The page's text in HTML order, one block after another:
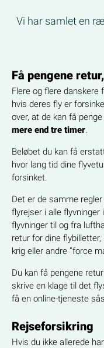
Vi har samlet en
Få pengene
Flere og flere danskere
hvis deres fly er
over, at de kan få
mere end tre timer.
Beløbet du kan få
hvor lang tid dine
forsinket.
Det er de samme
flyrejser i alle
flyvninger til og fra
retur for dine
krig eller andre ”force
Du kan få pengene
skrive en klage til det
få en online-tjeneste
Rejseforsikring
Hvis du ikke allerede